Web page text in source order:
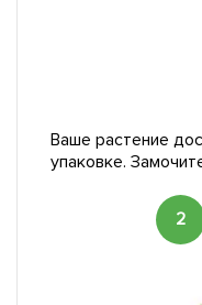
Ваше растение
упаковке.
2